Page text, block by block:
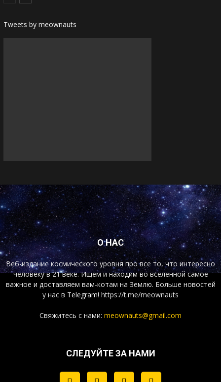
Tweets by meownauts
О НАС
Веб-издание космического уровня про все то, что интересно
человеку в 21 веке. Ищем и находим во вселенной самое
важное и доставляем вам-котам на Землю. Больше новостей
у нас в Telegram! https://t.me/meownauts
Свяжитесь с нами: meownauts@gmail.com
СЛЕДУЙТЕ ЗА НАМИ